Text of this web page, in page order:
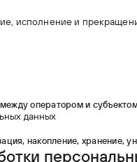
исполнение и
оператором и
данных
накопление, хранение,